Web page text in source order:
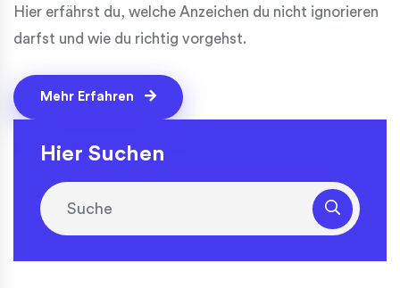
Hier erfährst du, welche Anzeichen du nicht ignorieren
darfst und wie du richtig vorgehst.
Mehr Erfahren
Hier Suchen